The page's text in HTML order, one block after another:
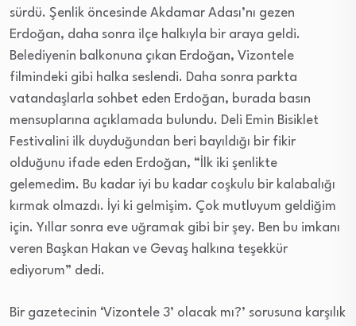
sürdü. Şenlik öncesinde Akdamar Adası’nı gezen
Erdoğan, daha sonra ilçe halkıyla bir araya geldi.
Belediyenin balkonuna çıkan Erdoğan, Vizontele
filmindeki gibi halka seslendi. Daha sonra parkta
vatandaşlarla sohbet eden Erdoğan, burada basın
mensuplarına açıklamada bulundu. Deli Emin Bisiklet
Festivalini ilk duyduğundan beri bayıldığı bir fikir
olduğunu ifade eden Erdoğan, “İlk iki şenlikte
gelemedim. Bu kadar iyi bu kadar coşkulu bir kalabalığı
kırmak olmazdı. İyi ki gelmişim. Çok mutluyum geldiğim
için. Yıllar sonra eve uğramak gibi bir şey. Ben bu imkanı
veren Başkan Hakan ve Gevaş halkına teşekkür
ediyorum” dedi.
Bir gazetecinin ‘Vizontele 3’ olacak mı?’ sorusuna karşılık